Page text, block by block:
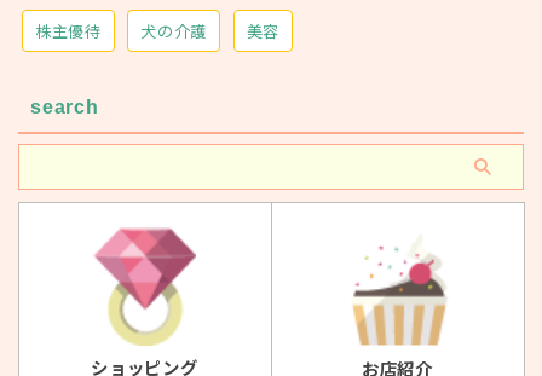
株主優待 犬の介護 美容
search
ショッピング お店紹介